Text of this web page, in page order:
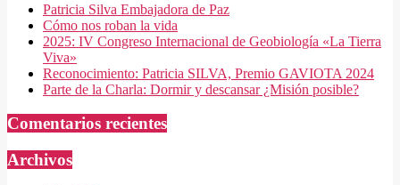
Patricia Silva Embajadora de Paz
Cómo nos roban la vida
2025: IV Congreso Internacional de Geobiología «La Tierra
Viva»
Reconocimiento: Patricia SILVA, Premio GAVIOTA 2024
Parte de la Charla: Dormir y descansar ¿Misión posible?
Comentarios recientes
Archivos